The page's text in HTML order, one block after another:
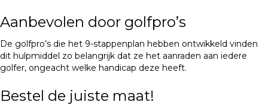
Aanbevolen door golfpro’s
De golfpro’s die het 9-stappenplan hebben ontwikkeld vinden
dit hulpmiddel zo belangrijk dat ze het aanraden aan iedere
golfer, ongeacht welke handicap deze heeft.
Bestel de juiste maat!